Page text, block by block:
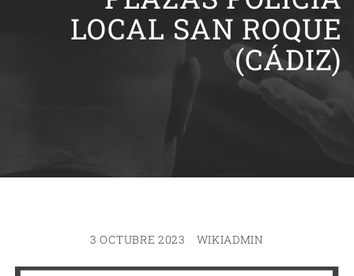
LOCAL SAN ROQUE
(CÁDIZ)
3 OCTUBRE 2023 WIKIADMIN